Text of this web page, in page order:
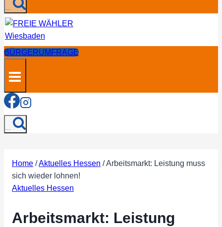
...
BÜRGERUMFRAGE
...
Home /Aktuelles Hessen /Arbeitsmarkt: Leistung muss
sich wieder lohnen!
Aktuelles Hessen
Arbeitsmarkt: Leistung